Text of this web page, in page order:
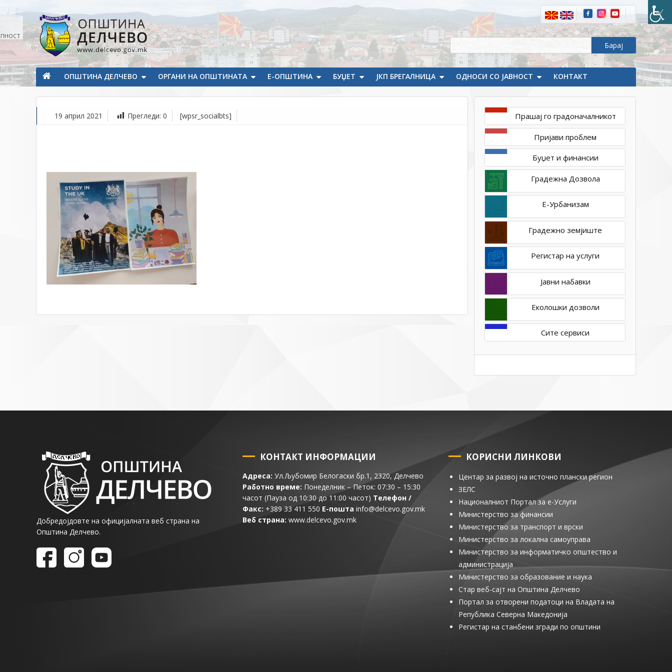
Општина Делчево
Општина Делчево
ОПШТИНА ДЕЛЧЕВО ОРГАНИ НА ОПШТИНАТА Е-ОПШТИНА БУЏЕТ ЈКП БРЕГАЛНИЦА ОДНОСИ СО ЈАВНОСТ КОНТАКТ
19 април 2021 Прегледи: 0 [wpsr_socialbts] Прашај го градоначалникот
Пријави проблем
Буџет и финансии
Градежна Дозвола
Е-Урбанизам
Градежно земјиште
Регистар на услуги
Јавни набавки
Еколошки дозволи
Сите сервиси
Добредојдовте на официјалната веб страна на
Општина Делчево.
КОНТАКТ ИНФОРМАЦИИ
Адреса: Ул.Љубомир Белогаски бр.1, 2320, Делчево
Работно време: Понеделник – Петок: 07:30 – 15:30
часот (Пауза од 10:30 до 11:00 часот) Телефон /
Факс: +389 33 411 550 Е-пошта info@delcevo.gov.mk
Веб страна: www.delcevo.gov.mk
КОРИСНИ ЛИНКОВИ
Центар за развој на источно плански регион
ЗЕЛС
Националниот Портал за е-Услуги
Министерство за финансии
Министерство за транспорт и врски
Министерство за локална самоуправа
Министерство за информатичко општество и
администрација
Министерство за образование и наука
Стар веб-сајт на Општина Делчево
Портал за отворени податоци на Владата на
Република Северна Македонија
Регистар на станбени згради по општини